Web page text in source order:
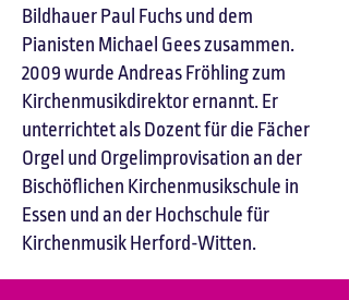
Bildhauer Paul Fuchs und dem
Pianisten Michael Gees zusammen.
2009 wurde Andreas Fröhling zum
Kirchenmusikdirektor ernannt. Er
unterrichtet als Dozent für die Fächer
Orgel und Orgelimprovisation an der
Bischöflichen Kirchenmusikschule in
Essen und an der Hochschule für
Kirchenmusik Herford-Witten.